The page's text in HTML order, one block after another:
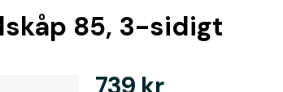
85, 3-sidigt